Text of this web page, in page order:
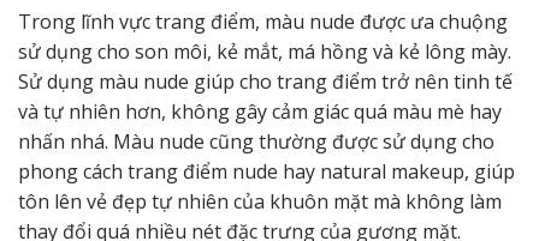
Trong lĩnh vực trang điểm, màu nude được ưa chuộng
sử dụng cho son môi, kẻ mắt, má hồng và kẻ lông mày.
Sử dụng màu nude giúp cho trang điểm trở nên tinh tế
và tự nhiên hơn, không gây cảm giác quá màu mè hay
nhấn nhá. Màu nude cũng thường được sử dụng cho
phong cách trang điểm nude hay natural makeup, giúp
tôn lên vẻ đẹp tự nhiên của khuôn mặt mà không làm
thay đổi quá nhiều nét đặc trưng của gương mặt.